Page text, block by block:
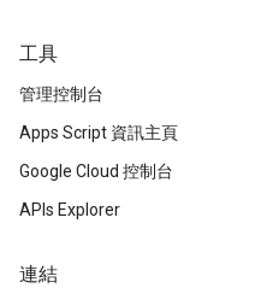
工具
管理控制台
Apps Script 資訊主頁
Google Cloud 控制台
APIs Explorer
連結